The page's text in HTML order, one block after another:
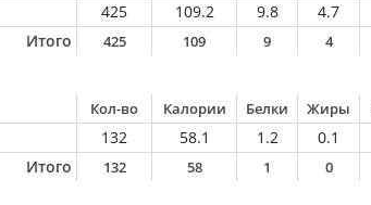
425 109.2 9.8 4.7
Итого
425 109 9 4
Кол-во Калории Белки Жиры
132 58.1 1.2 0.1
Итого
132 58 1 0